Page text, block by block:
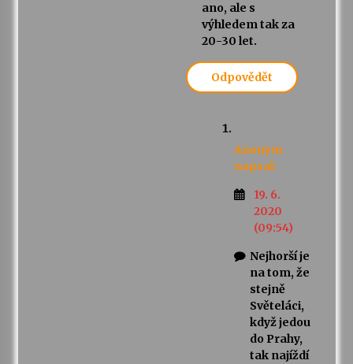
ano, ale s
výhledem tak za
20-30 let.
Odpovědět
Anonym
napsal:
19. 6.
2020
(09:54)
Nejhorší je
na tom, že
stejně
Světeláci,
když jedou
do Prahy,
tak najíždí